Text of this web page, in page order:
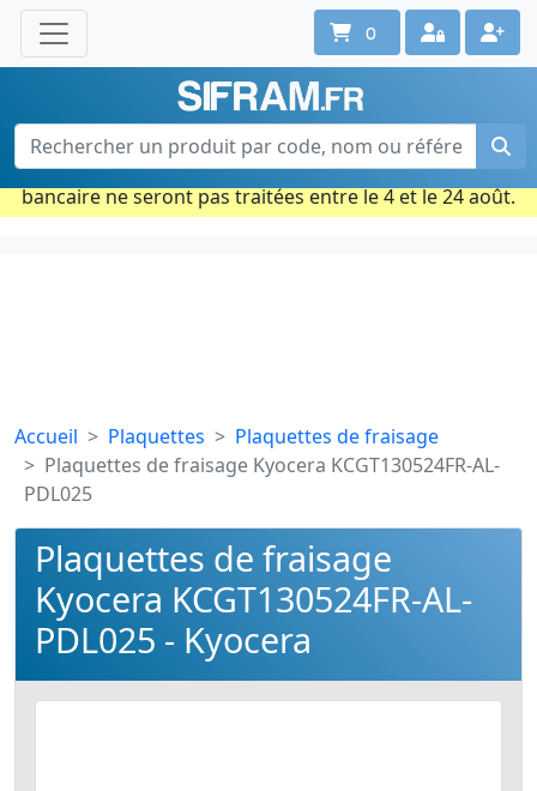
Une question ? Un conseil ?
Contactez-nous au 02 40 92 17 71
Ouvert du lun. au vend. de 08h à 18h
Période estivale : Les commandes prises par carte
bancaire ne seront pas traitées entre le 4 et le 24 août.
0
Accueil Plaquettes
Plaquettes de fraisage
Plaquettes de fraisage Kyocera KCGT130524FR-AL-
PDL025
Plaquettes de fraisage
Kyocera KCGT130524FR-AL-
PDL025 - Kyocera